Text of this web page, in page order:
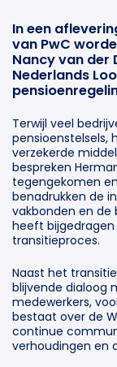
In een
van PwC
Nancy van der
Nederlands
Terwijl veel
pensioenstelsels,
verzekerde
bespreken
tegengekomen
benadrukken de
vakbonden en de
heeft bijgedragen
transitieproces.
Naast het
blijvende dialoog
medewerkers,
bestaat over de
continue
verhoudingen en